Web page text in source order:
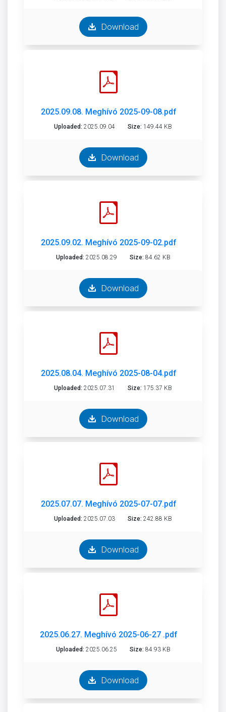
Download
2025.09.08. Meghívó 2025-09-08.pdf
Uploaded: 2025.09.04 Size: 149.44 KB
Download
2025.09.02. Meghívó 2025-09-02.pdf
Uploaded: 2025.08.29 Size: 84.62 KB
Download
2025.08.04. Meghívó 2025-08-04.pdf
Uploaded: 2025.07.31 Size: 175.37 KB
Download
2025.07.07. Meghívó 2025-07-07.pdf
Uploaded: 2025.07.03 Size: 242.88 KB
Download
2025.06.27. Meghívó 2025-06-27 .pdf
Uploaded: 2025.06.25 Size: 84.93 KB
Download